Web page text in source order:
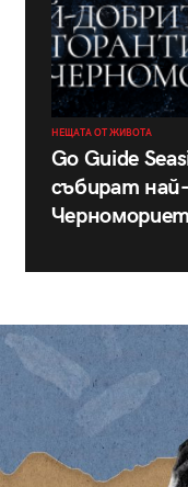
НЕЩАТА ОТ ЖИВОТА
Go Guide
събират